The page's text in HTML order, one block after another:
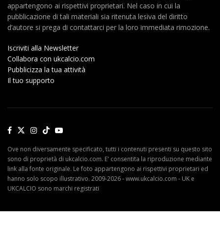
appartengono ai rispettivi proprietari. Nel caso in cui la
pubblicazione di tali materiali sia ritenuta lesiva del diritto
d’autore si prega di contattarci per la loro immediata rimozione.
Iscriviti alla Newsletter
Collabora con ukcalcio.com
Pubblicizza la tua attività
Il tuo supporto
Ove non diversamente specificato, tutti i contenuti presenti su questo sito
sono di proprietà di ukcalcio.com. E' consentita la riproduzione mediante
link alla fonte originale. Le foto appartengono ai rispettivi proprietari ed
hanno solo scopo illustrativo. 2009-2026 - www.ukcalcio.com - UK e
UKCALCIO sono marchi registrati